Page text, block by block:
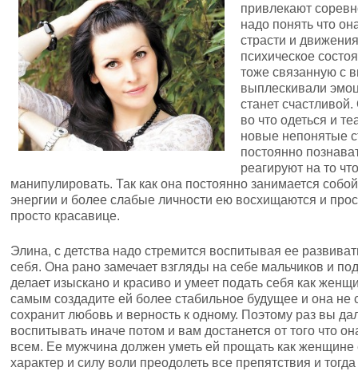
привлекают
надо понять что
страсти и
психическое
тоже связанную с
выплескивали
станет
во что одеться и
новые непонятые
постоянно
реагируют на то
манипулировать. Так как она постоянно занимается
энергии и более слабые личности ею восхищаются и
просто красавице.
Элина, с детства надо стремится воспитывая ее
себя. Она рано замечает взгляды на себе мальчиков и
делает изыскано и красиво и умеет подать себя как
самым создадите ей более стабильное будущее и она не
сохранит любовь и верность к одному. Поэтому раз вы
воспитывать иначе потом и вам достанется от того что
всем. Ее мужчина должен уметь ей прощать как
характер и силу воли преодолеть все препятствия и